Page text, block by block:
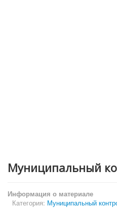
Муниципальный
Информация о материале
Категория: Муниципальный